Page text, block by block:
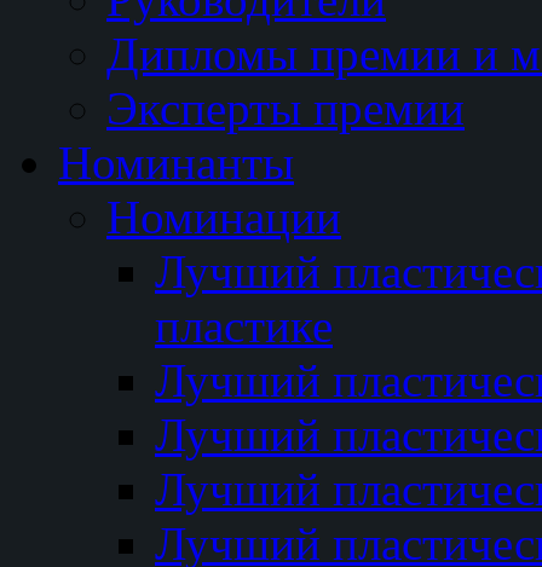
Дипломы премии и
Эксперты премии
Номинанты
Номинации
Лучший
пластике
Лучший
Лучший
Лучший
Лучший